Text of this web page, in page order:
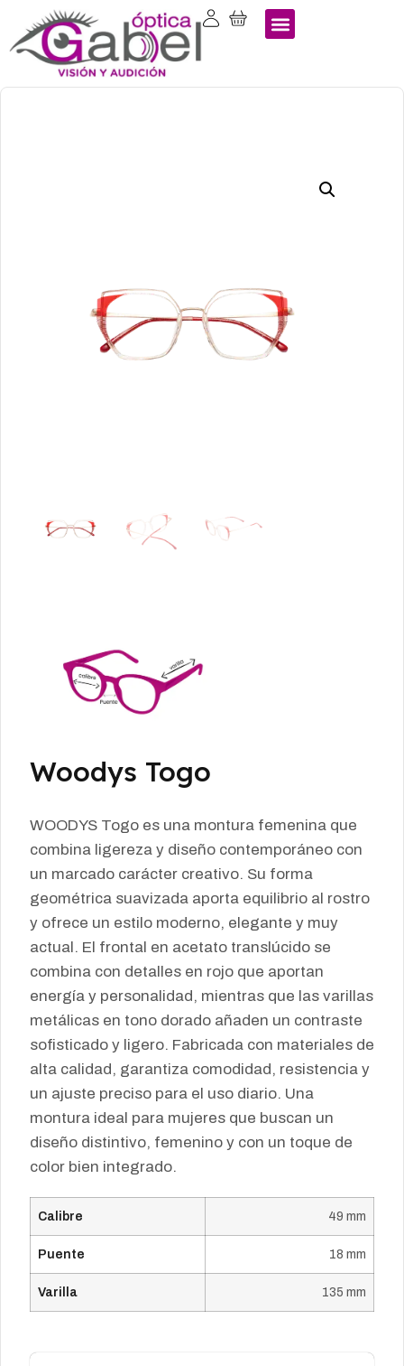
Woodys Togo
WOODYS Togo es una montura femenina que
combina ligereza y diseño contemporáneo con
un marcado carácter creativo. Su forma
geométrica suavizada aporta equilibrio al rostro
y ofrece un estilo moderno, elegante y muy
actual. El frontal en acetato translúcido se
combina con detalles en rojo que aportan
energía y personalidad, mientras que las varillas
metálicas en tono dorado añaden un contraste
sofisticado y ligero. Fabricada con materiales de
alta calidad, garantiza comodidad, resistencia y
un ajuste preciso para el uso diario. Una
montura ideal para mujeres que buscan un
diseño distintivo, femenino y con un toque de
color bien integrado.
Calibre 49 mm
Puente 18 mm
Varilla 135 mm